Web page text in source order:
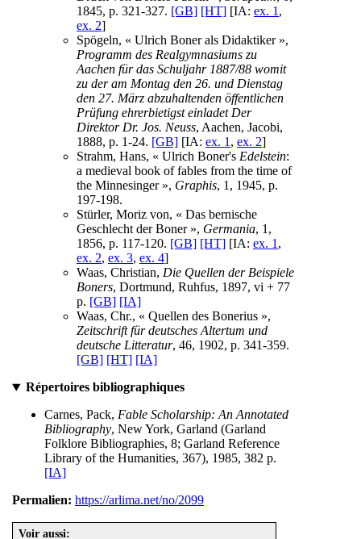
1845, p. 321-327. [GB] [HT] [IA: ex. 1,
ex. 2]
Spögeln, « Ulrich Boner als Didaktiker »,
Programm des Realgymnasiums zu
Aachen für das Schuljahr 1887/88 womit
zu der am Montag den 26. und Dienstag
den 27. März abzuhaltenden öffentlichen
Prüfung ehrerbietigst einladet Der
Direktor Dr. Jos. Neuss, Aachen, Jacobi,
1888, p. 1-24. [GB] [IA: ex. 1, ex. 2]
Strahm, Hans, « Ulrich Boner's Edelstein:
a medieval book of fables from the time of
the Minnesinger », Graphis, 1, 1945, p.
197-198.
Stürler, Moriz von, « Das bernische
Geschlecht der Boner », Germania, 1,
1856, p. 117-120. [GB] [HT] [IA: ex. 1,
ex. 2, ex. 3, ex. 4]
Waas, Christian, Die Quellen der Beispiele
Boners, Dortmund, Ruhfus, 1897, vi + 77
p. [GB] [IA]
Waas, Chr., « Quellen des Bonerius »,
Zeitschrift für deutsches Altertum und
deutsche Litteratur, 46, 1902, p. 341-359.
[GB] [HT] [IA]
Répertoires bibliographiques
Carnes, Pack, Fable Scholarship: An Annotated
Bibliography, New York, Garland (Garland
Folklore Bibliographies, 8; Garland Reference
Library of the Humanities, 367), 1985, 382 p.
[IA]
Permalien: https://arlima.net/no/2099
Voir aussi: